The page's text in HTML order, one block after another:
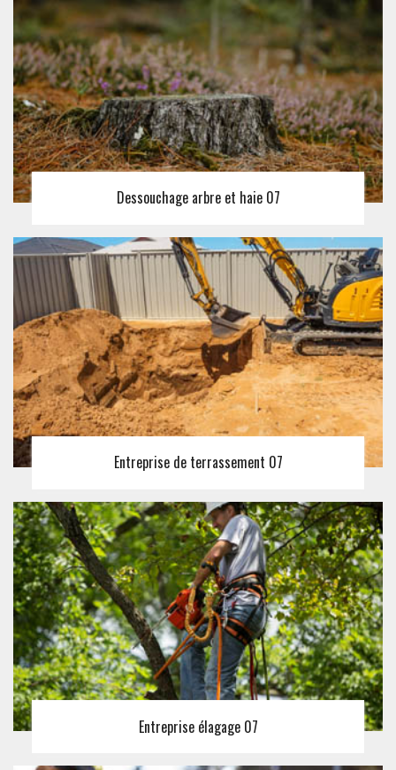
Dessouchage arbre et haie 07
Entreprise de terrassement 07
Entreprise élagage 07